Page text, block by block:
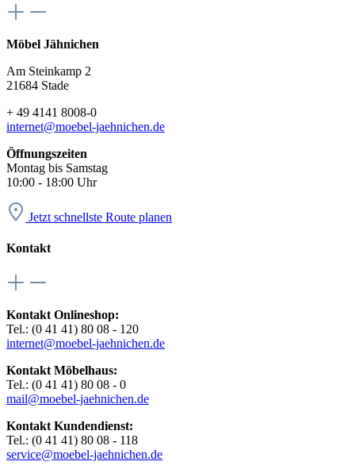
Möbel Jähnichen
Am Steinkamp 2
21684 Stade
+ 49 4141 8008-0
internet@moebel-jaehnichen.de
Öffnungszeiten
Montag bis Samstag
10:00 - 18:00 Uhr
Jetzt schnellste Route planen
Kontakt
Kontakt Onlineshop:
Tel.: (0 41 41) 80 08 - 120
internet@moebel-jaehnichen.de
Kontakt Möbelhaus:
Tel.: (0 41 41) 80 08 - 0
mail@moebel-jaehnichen.de
Kontakt Kundendienst:
Tel.: (0 41 41) 80 08 - 118
service@moebel-jaehnichen.de